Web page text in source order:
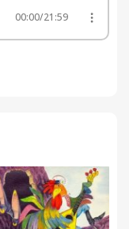
00:00/21:59